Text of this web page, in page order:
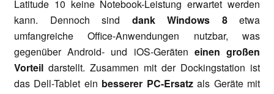
Latitude 10 keine Notebook-Leistung erwartet werden
kann. Dennoch sind dank Windows 8etwa
umfangreiche Office-Anwendungen nutzbar, was
gegenüber Android- und iOS-Geräten einen großen
Vorteil darstellt. Zusammen mit der Dockingstation ist
das Dell-Tablet ein besserer PC-Ersatzals Geräte mit